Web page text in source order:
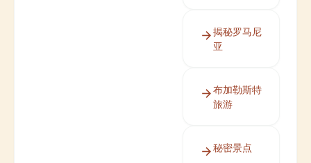
揭秘罗马尼
亚
布加勒斯特
旅游
秘密景点